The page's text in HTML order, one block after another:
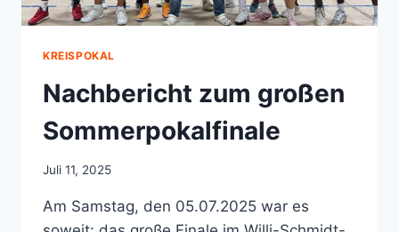
KREISPOKAL
Nachbericht zum großen
Sommerpokalfinale
Juli 11, 2025
Am Samstag, den 05.07.2025 war es